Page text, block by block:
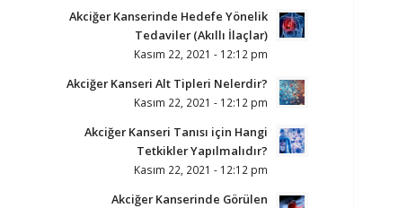
Akciğer Kanserinde Hedefe Yönelik
Tedaviler (Akıllı İlaçlar)
Kasım 22, 2021 - 12:12 pm
Akciğer Kanseri Alt Tipleri Nelerdir?
Kasım 22, 2021 - 12:12 pm
Akciğer Kanseri Tanısı için Hangi
Tetkikler Yapılmalıdır?
Kasım 22, 2021 - 12:12 pm
Akciğer Kanserinde Görülen